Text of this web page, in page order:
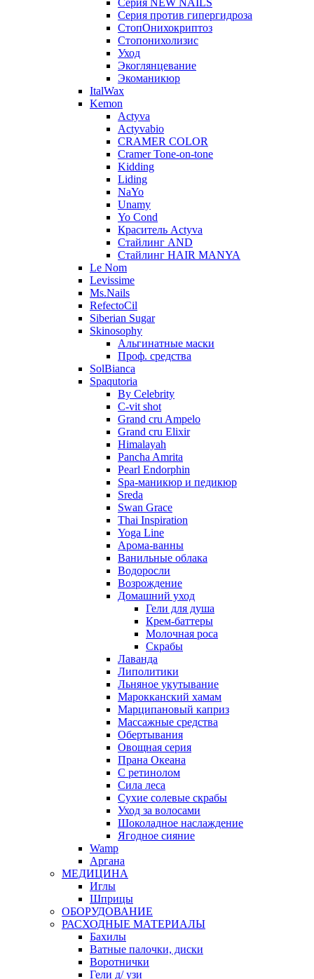
Серия NEW NAILS
Серия против гипергидроза
СтопОнихокриптоз
Стопонихолизис
Уход
Экоглянцевание
Экоманикюр
ItalWax
Kemon
Actyva
Actyvabio
CRAMER COLOR
Cramer Tone-on-tone
Kidding
Liding
NaYo
Unamy
Yo Cond
Краситель Actyva
Стайлинг AND
Стайлинг HAIR MANYA
Le Nom
Levissime
Ms.Nails
RefectoCil
Siberian Sugar
Skinosophy
Альгинатные маски
Проф. средства
SolBianca
Spaqutoria
By Celebrity
C-vit shot
Grand cru Ampelo
Grand сru Elixir
Himalayah
Pancha Amrita
Pearl Endorphin
Spa-маникюр и педикюр
Sreda
Swan Grace
Thai Inspiration
Yoga Line
Арома-ванны
Ванильные облака
Водоросли
Возрождение
Домашний уход
Гели для душа
Крем-баттеры
Молочная роса
Скрабы
Лаванда
Липолитики
Льняное укутывание
Марокканский хамам
Марципановый каприз
Массажные средства
Обертывания
Овощная серия
Прана Океана
С ретинолом
Сила леса
Сухие солевые скрабы
Уход за волосами
Шоколадное наслаждение
Ягодное сияние
Wamp
Аргана
МЕДИЦИНА
Иглы
Шприцы
ОБОРУДОВАНИЕ
РАСХОДНЫЕ МАТЕРИАЛЫ
Бахилы
Ватные палочки, диски
Воротнички
Гели д/ узи